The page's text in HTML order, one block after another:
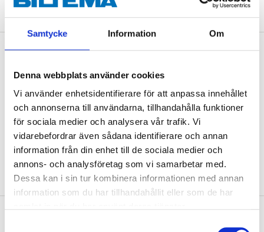
Samtycke Information Om
Denna webbplats använder cookies
Vi använder enhetsidentifierare för att anpassa innehållet
och annonserna till användarna, tillhandahålla funktioner
för sociala medier och analysera vår trafik. Vi
vidarebefordrar även sådana identifierare och annan
information från din enhet till de sociala medier och
annons- och analysföretag som vi samarbetar med.
Dessa kan i sin tur kombinera informationen med annan
information som du har tillhandahållit eller som de har
Beskrivning
Passar tvättställ88-2041. Med 3 skruvhål för
fastsättning i vägg. T-bult medföljer. Mått: 260 mm.
Färg: vit.